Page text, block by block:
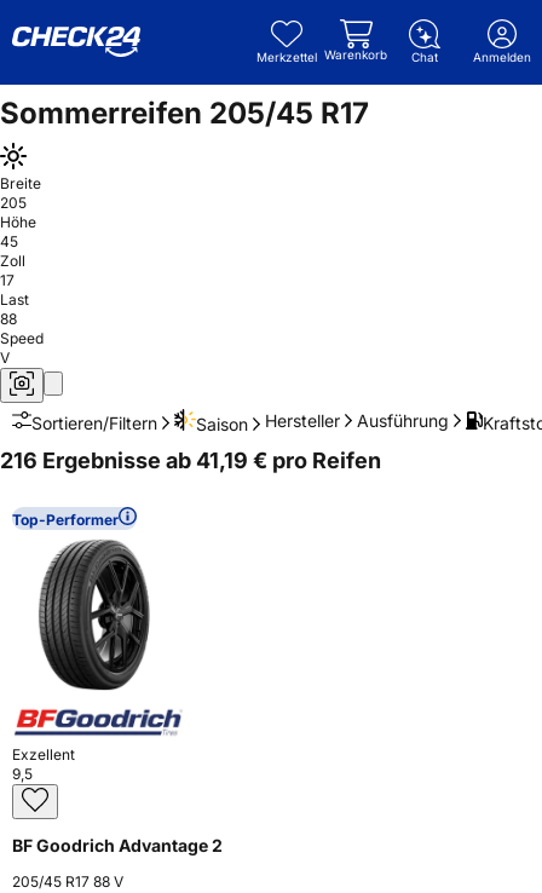
Merkzettel Warenkorb Chat Anmelden
Sommerreifen 205/45 R17
Breite
205
Höhe
45
Zoll
17
Last
88
Speed
V
Sortieren/Filtern Saison Hersteller Ausführung
216 Ergebnisse ab 41,19 € pro Reifen
Top-Performer
Exzellent
9,5
BF Goodrich Advantage 2
205/45 R17 88 V